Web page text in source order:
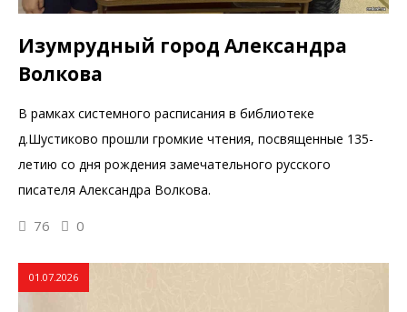
Изумрудный город Александра
Волкова
В рамках системного расписания в библиотеке
д.Шустиково прошли громкие чтения, посвященные 135-
летию со дня рождения замечательного русского
писателя Александра Волкова.
76 0
01.07.2026